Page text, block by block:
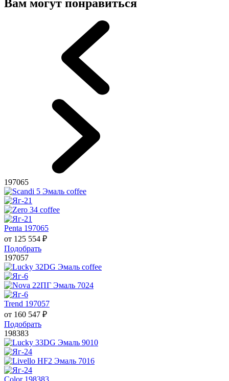
Вам могут понравиться
197065
Penta 197065
от 125 554 ₽
Подобрать
197057
Trend 197057
от 160 547 ₽
Подобрать
198383
Color 198383